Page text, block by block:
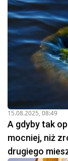
15.08.2025, 08:49
A gdyby tak
mocniej, niż
drugiego